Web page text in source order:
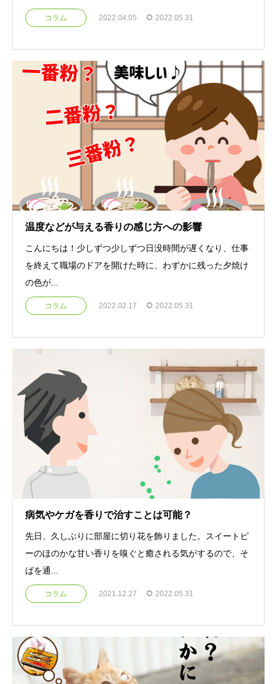
コラム 2022.04.05 2022.05.31
温度などが与える香りの感じ方への影響
こんにちは！少しずつ少しずつ日没時間が遅くなり、仕事
を終えて職場のドアを開けた時に、わずかに残った夕焼け
の色が...
コラム 2022.02.17 2022.05.31
病気やケガを香りで治すことは可能？
先日、久しぶりに部屋に切り花を飾りました。スイートピ
ーのほのかな甘い香りを嗅ぐと癒される気がするので、そ
ばを通...
コラム 2021.12.27 2022.05.31